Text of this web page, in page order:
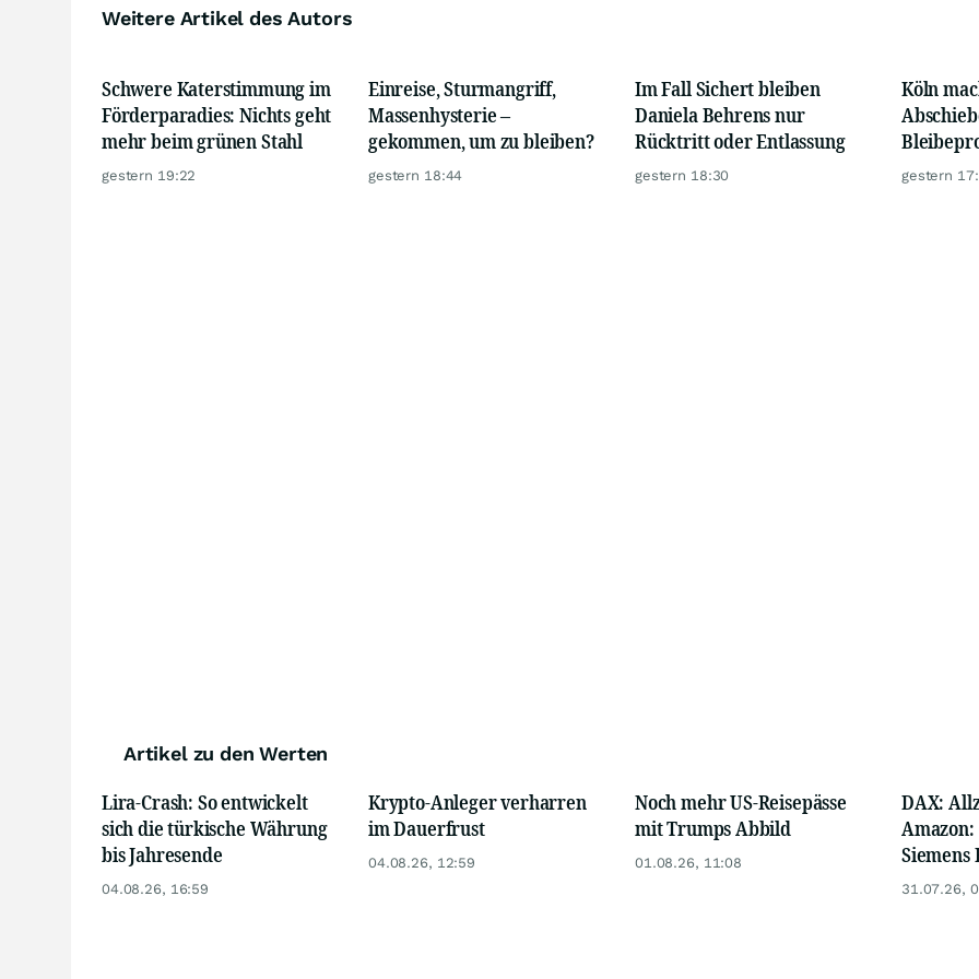
Weitere Artikel des Autors
Schwere Katerstimmung im
Förderparadies: Nichts geht
mehr beim grünen Stahl
gestern 19:22
Einreise, Sturmangriff,
Massenhysterie –
gekommen, um zu bleiben?
gestern 18:44
Im Fall Sichert bleiben
Daniela Behrens nur
Rücktritt oder Entlassung
gestern 18:30
Köln
gestern
Artikel zu den Werten
Lira-Crash: So entwickelt
sich die türkische Währung
bis Jahresende
04.08.26, 16:59
Krypto-Anleger verharren
im Dauerfrust
04.08.26, 12:59
Noch mehr US-Reisepässe
mit Trumps Abbild
01.08.26, 11:08
DAX:
31.07.26,